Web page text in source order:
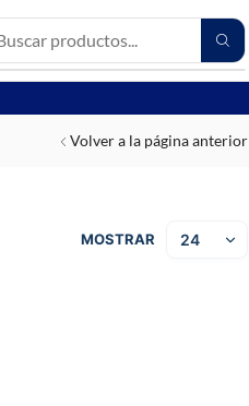
Volver a la página anterior
MOSTRAR